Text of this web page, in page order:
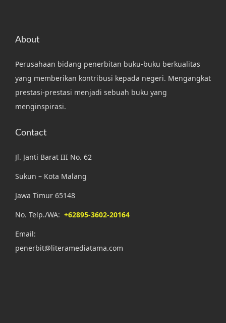
About
Perusahaan bidang penerbitan buku-buku berkualitas
yang memberikan kontribusi kepada negeri. Mengangkat
prestasi-prestasi menjadi sebuah buku yang
menginspirasi.
Contact
Jl. Janti Barat III No. 62
Sukun – Kota Malang
Jawa Timur 65148
No. Telp./WA: +62895-3602-20164
Email:
penerbit@literamediatama.com